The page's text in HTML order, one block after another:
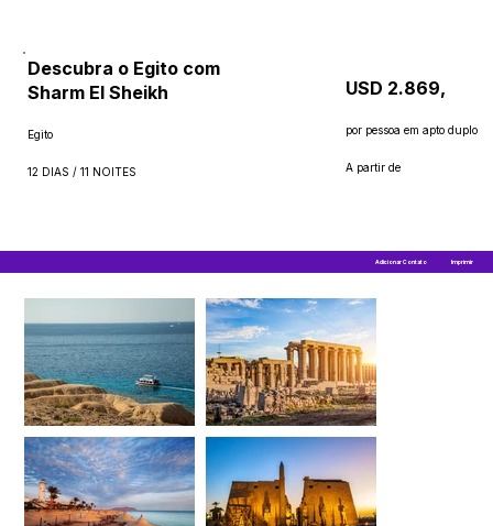
Adicionar Contato Imprimir
Descubra o Egito com
Sharm El Sheikh
Egito
12 DIAS / 11 NOITES A partir de
USD 2.869,
por pessoa em apto duplo